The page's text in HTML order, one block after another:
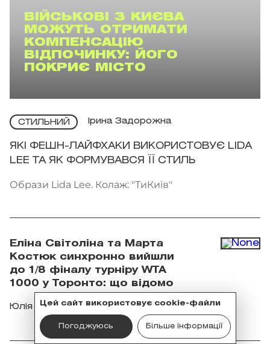
ВІЙСЬКОВІ З КИЄВА
МОЖУТЬ ОТРИМАТИ
КОМПЕНСАЦІЮ
ВІДПОЧИНКУ: ЙОГО
ПОКРИЄ МІСТО
СТИЛЬНИЙ Ірина Задорожна
ЯКІ ФЕШН-ЛАЙФХАКИ ВИКОРИСТОВУЄ LIDA
LEE ТА ЯК ФОРМУВАВСЯ ЇЇ СТИЛЬ
Образи Lida Lee. Колаж: "ТиКиїв"
Еліна Світоліна та Марта
Костюк синхронно вийшли
до 1/8 фіналу турніру WTA
1000 у Торонто: що відомо
Юлія Любченко
Цей сайт використовує cookie-файли
Погоджуюсь Більше інформації